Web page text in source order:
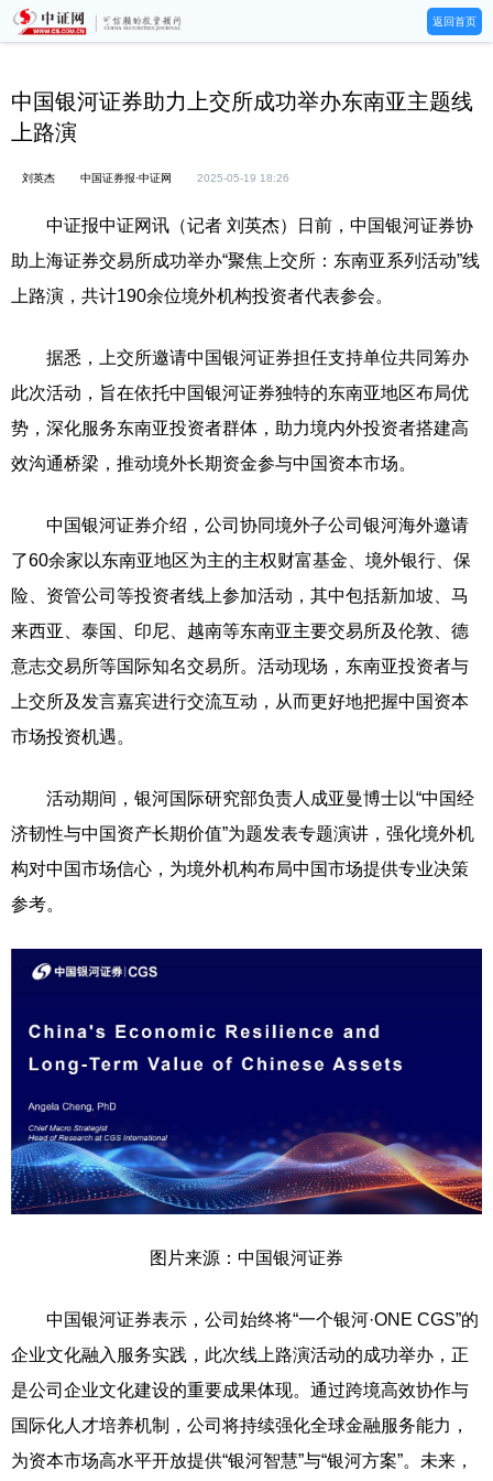
返回首页
中国银河证券助力上交所成功举办东南亚主题线
上路演
刘英杰 中国证券报·中证网 2025-05-19 18:26
中证报中证网讯（记者 刘英杰）日前，中国银河证券协
助上海证券交易所成功举办“聚焦上交所：东南亚系列活动”线
上路演，共计190余位境外机构投资者代表参会。
据悉，上交所邀请中国银河证券担任支持单位共同筹办
此次活动，旨在依托中国银河证券独特的东南亚地区布局优
势，深化服务东南亚投资者群体，助力境内外投资者搭建高
效沟通桥梁，推动境外长期资金参与中国资本市场。
中国银河证券介绍，公司协同境外子公司银河海外邀请
了60余家以东南亚地区为主的主权财富基金、境外银行、保
险、资管公司等投资者线上参加活动，其中包括新加坡、马
来西亚、泰国、印尼、越南等东南亚主要交易所及伦敦、德
意志交易所等国际知名交易所。活动现场，东南亚投资者与
上交所及发言嘉宾进行交流互动，从而更好地把握中国资本
市场投资机遇。
活动期间，银河国际研究部负责人成亚曼博士以“中国经
济韧性与中国资产长期价值”为题发表专题演讲，强化境外机
构对中国市场信心，为境外机构布局中国市场提供专业决策
参考。
图片来源：中国银河证券
中国银河证券表示，公司始终将“一个银河·ONE CGS”的
企业文化融入服务实践，此次线上路演活动的成功举办，正
是公司企业文化建设的重要成果体现。通过跨境高效协作与
国际化人才培养机制，公司将持续强化全球金融服务能力，
为资本市场高水平开放提供“银河智慧”与“银河方案”。未来，